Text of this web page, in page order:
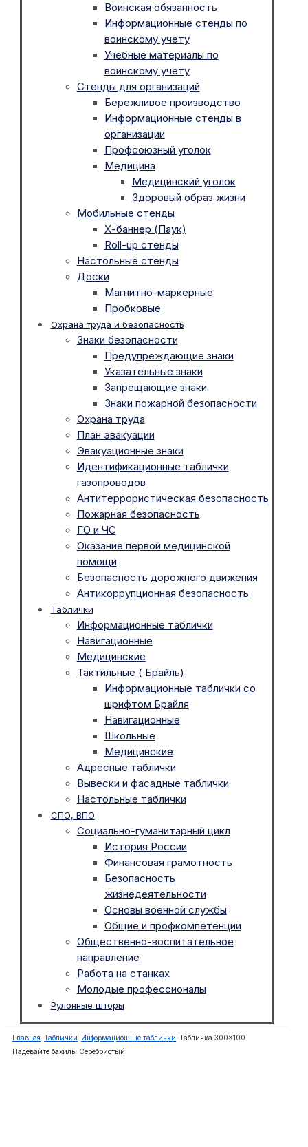
Воинская обязанность
Информационные стенды по
воинскому учету
Учебные материалы по
воинскому учету
Стенды для организаций
Бережливое производство
Информационные стенды в
организации
Профсоюзный уголок
Медицина
Медицинский уголок
Здоровый образ жизни
Мобильные стенды
Х-баннер (Паук)
Roll-up стенды
Настольные стенды
Доски
Магнитно-маркерные
Пробковые
Охрана труда и безопасность
Знаки безопасности
Предупреждающие знаки
Указательные знаки
Запрещающие знаки
Знаки пожарной безопасности
Охрана труда
План эвакуации
Эвакуационные знаки
Идентификационные таблички
газопроводов
Антитеррористическая безопасность
Пожарная безопасность
ГО и ЧС
Оказание первой медицинской
помощи
Безопасность дорожного движения
Антикоррупционная безопасность
Таблички
Информационные таблички
Навигационные
Медицинские
Тактильные ( Брайль)
Информационные таблички со
шрифтом Брайля
Навигационные
Школьные
Медицинские
Адресные таблички
Вывески и фасадные таблички
Настольные таблички
СПО, ВПО
Социально-гуманитарный цикл
История России
Финансовая грамотность
Безопасность
жизнедеятельности
Основы военной службы
Общие и профкомпетенции
Общественно-воспитательное
направление
Работа на станках
Молодые профессионалы
Рулонные шторы
Главная-Таблички- Информационные таблички-Табличка 300×100
Надевайте бахилы Серебристый